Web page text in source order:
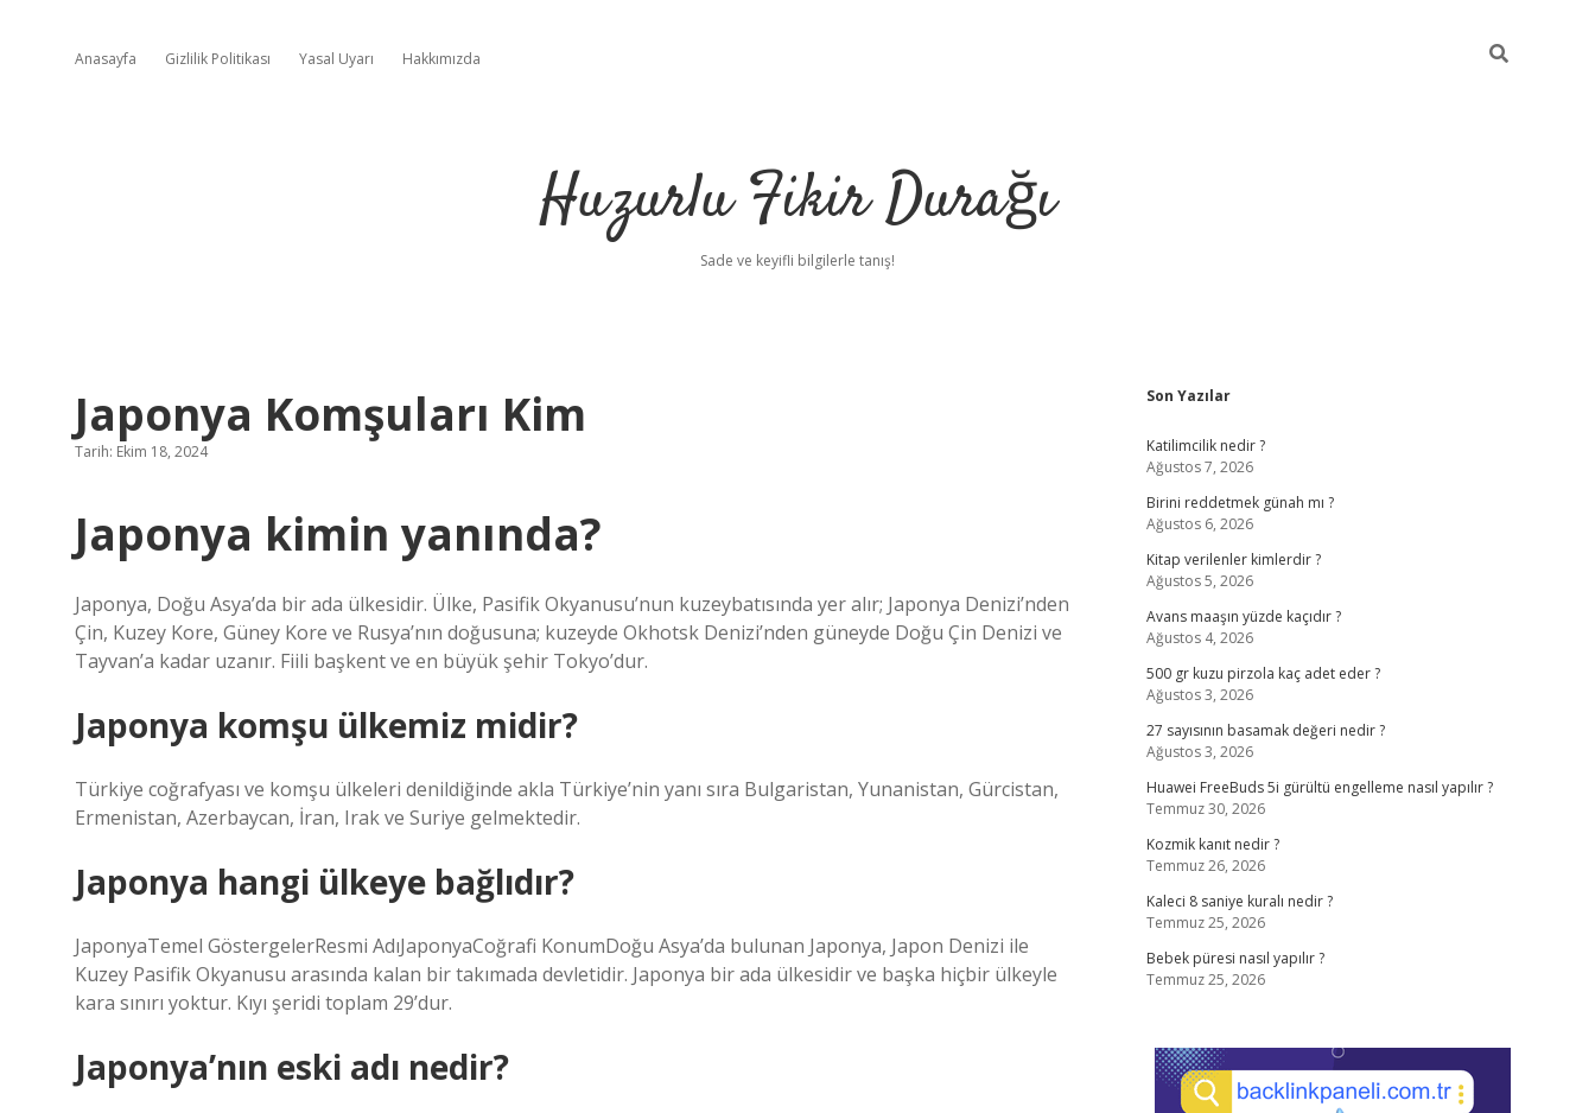
Anasayfa Gizlilik Politikası Yasal Uyarı Hakkımızda
Huzurlu Fikir Durağı
Sade ve keyifli bilgilerle tanış!
Japonya Komşuları Kim
Tarih: Ekim 18, 2024
Japonya kimin yanında?
Japonya, Doğu Asya’da bir ada ülkesidir. Ülke, Pasifik Okyanusu’nun kuzeybatısında yer alır; Japonya Denizi’nden
Çin, Kuzey Kore, Güney Kore ve Rusya’nın doğusuna; kuzeyde Okhotsk Denizi’nden güneyde Doğu Çin Denizi ve
Tayvan’a kadar uzanır. Fiili başkent ve en büyük şehir Tokyo’dur.
Japonya komşu ülkemiz midir?
Türkiye coğrafyası ve komşu ülkeleri denildiğinde akla Türkiye’nin yanı sıra Bulgaristan, Yunanistan, Gürcistan,
Ermenistan, Azerbaycan, İran, Irak ve Suriye gelmektedir.
Japonya hangi ülkeye bağlıdır?
JaponyaTemel GöstergelerResmi AdıJaponyaCoğrafi KonumDoğu Asya’da bulunan Japonya, Japon Denizi ile
Kuzey Pasifik Okyanusu arasında kalan bir takımada devletidir. Japonya bir ada ülkesidir ve başka hiçbir ülkeyle
kara sınırı yoktur. Kıyı şeridi toplam 29’dur.
Japonya’nın eski adı nedir?
Sidebar
Son Yazılar
Katilimcilik nedir ?
Ağustos 7, 2026
Birini reddetmek günah mı ?
Ağustos 6, 2026
Kitap verilenler kimlerdir ?
Ağustos 5, 2026
Avans maaşın yüzde kaçıdır ?
Ağustos 4, 2026
500 gr kuzu pirzola kaç adet eder ?
Ağustos 3, 2026
27 sayısının basamak değeri nedir ?
Ağustos 3, 2026
Huawei FreeBuds 5i gürültü engelleme nasıl yapılır ?
Temmuz 30, 2026
Kozmik kanıt nedir ?
Temmuz 26, 2026
Kaleci 8 saniye kuralı nedir ?
Temmuz 25, 2026
Bebek püresi nasıl yapılır ?
Temmuz 25, 2026
ilbet giriş